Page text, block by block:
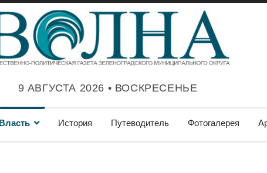
9 АВГУСТА 2026 • ВОСКРЕСЕНЬЕ
Власть История Путеводитель Фотогалерея